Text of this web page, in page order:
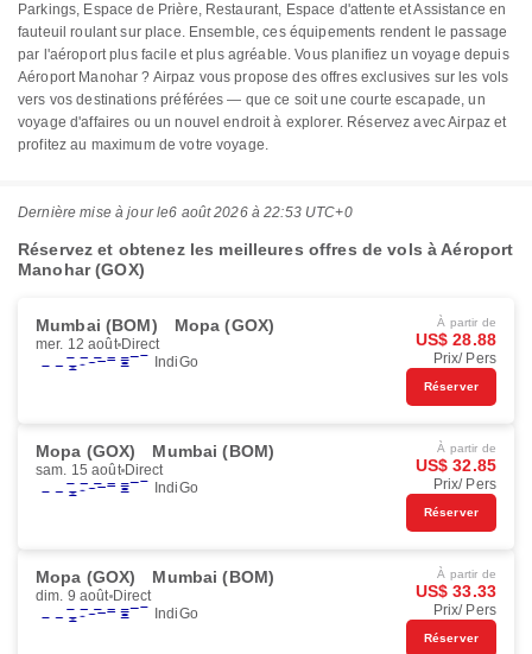
Parkings, Espace de Prière, Restaurant, Espace d'attente et Assistance en
fauteuil roulant sur place. Ensemble, ces équipements rendent le passage
par l'aéroport plus facile et plus agréable. Vous planifiez un voyage depuis
Aéroport Manohar ? Airpaz vous propose des offres exclusives sur les vols
vers vos destinations préférées — que ce soit une courte escapade, un
voyage d'affaires ou un nouvel endroit à explorer. Réservez avec Airpaz et
profitez au maximum de votre voyage.
Dernière mise à jour le6 août 2026 à 22:53 UTC+0
Réservez et obtenez les meilleures offres de vols à Aéroport
Manohar (GOX)
Mumbai (BOM) Mopa (GOX)
mer. 12 août Direct
IndiGo
À partir de
US$ 28.88
Prix/ Pers
Réserver
Mopa (GOX) Mumbai (BOM)
sam. 15 août Direct
IndiGo
À partir de
US$ 32.85
Prix/ Pers
Réserver
Mopa (GOX) Mumbai (BOM)
dim. 9 août Direct
IndiGo
À partir de
US$ 33.33
Prix/ Pers
Réserver